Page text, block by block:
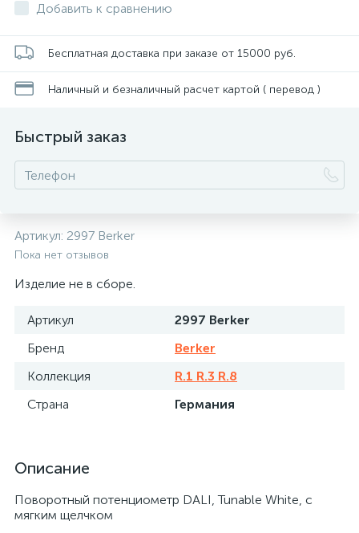
Добавить к сравнению
Бесплатная доставка при заказе от 15000 руб.
Наличный и безналичный расчет картой ( перевод )
Быстрый заказ
Артикул: 2997 Berker
Пока нет отзывов
Изделие не в сборе.
Артикул
2997 Berker
Бренд
Berker
Коллекция
R.1 R.3 R.8
Страна
Германия
Описание
Поворотный потенциометр DALI, Tunable White, с
мягким щелчком